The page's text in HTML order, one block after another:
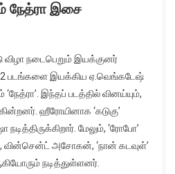
நேத்ரா இசை
நடைபெறும் இயக்குனர்
படங்களை இயக்கிய ஏ.வெங்கடேஷ்
இந்தப் படத்தில் வினய்யும்,
ஹீரோயினாக ‘கடுகு’
நடித்திருக்கிறார். மேலும், ‘ரோபோ’
அசோகன், ‘நான் கடவுள்’
நடித்துள்ளனர்.